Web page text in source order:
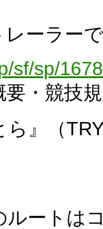
ーラー
sf/sp/
・競技
』（
ートは